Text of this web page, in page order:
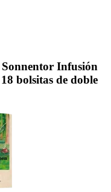
Infusión
bolsitas de doble